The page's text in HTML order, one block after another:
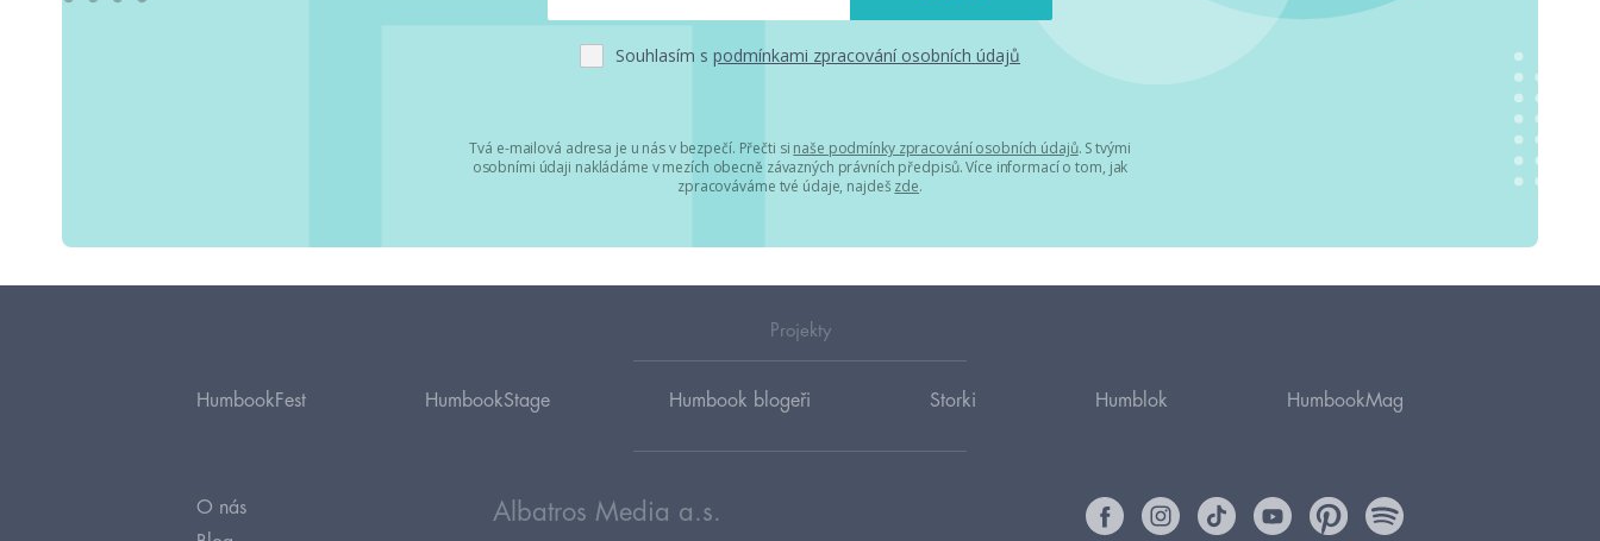
Souhlasím s podmínkami zpracování osobních údajů
Tvá e-mailová adresa je u nás v bezpečí. Přečti si naše podmínky zpracování osobních údajů. S tvými
osobními údaji nakládáme v mezích obecně závazných právních předpisů. Více informací o tom, jak
zpracováváme tvé údaje, najdeš zde.
Projekty
HumbookFest HumbookStage Humbook blogeři Storki Humblok HumbookMag
O nás
Albatros Media a.s.